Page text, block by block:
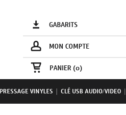
GABARITS
MON COMPTE
PANIER (0)
PRESSAGE VINYLES CLÉ USB AUDIO/VIDEO